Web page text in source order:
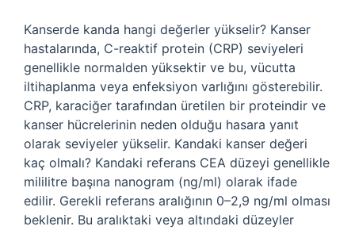
Kanserde kanda hangi değerler yükselir? Kanser
hastalarında, C-reaktif protein (CRP) seviyeleri
genellikle normalden yüksektir ve bu, vücutta
iltihaplanma veya enfeksiyon varlığını gösterebilir.
CRP, karaciğer tarafından üretilen bir proteindir ve
kanser hücrelerinin neden olduğu hasara yanıt
olarak seviyeler yükselir. Kandaki kanser değeri
kaç olmalı? Kandaki referans CEA düzeyi genellikle
mililitre başına nanogram (ng/ml) olarak ifade
edilir. Gerekli referans aralığının 0–2,9 ng/ml olması
beklenir. Bu aralıktaki veya altındaki düzeyler